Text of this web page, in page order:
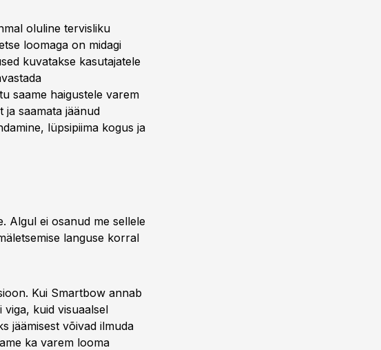
oluline tervisliku
loomaga on midagi
kuvatakse kasutajatele
saame haigustele varem
saamata jäänud
lüpsipiima kogus ja
Algul ei osanud me sellele
languse korral
Kui Smartbow annab
viga, kuid visuaalsel
jäämisest võivad ilmuda
ka varem looma